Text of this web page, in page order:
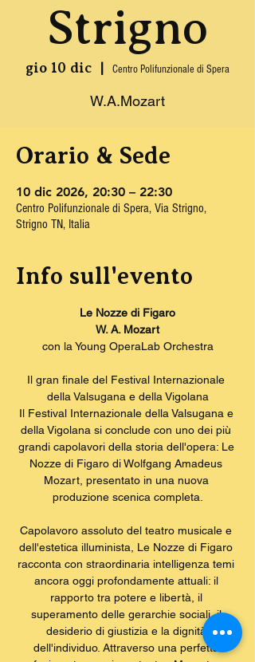
Strigno
gio 10 dic Centro Polifunzionale di Spera
W.A.Mozart
Orario & Sede
10 dic 2026, 20:30 – 22:30
Centro Polifunzionale di Spera, Via Strigno,
Strigno TN, Italia
Info sull'evento
Le Nozze di Figaro
W. A. Mozart
con la Young OperaLab Orchestra
Il gran finale del Festival Internazionale
della Valsugana e della Vigolana
Il Festival Internazionale della Valsugana e
della Vigolana si conclude con uno dei più
grandi capolavori della storia dell'opera: Le
Nozze di Figaro di Wolfgang Amadeus
Mozart, presentato in una nuova
produzione scenica completa.
Capolavoro assoluto del teatro musicale e
dell'estetica illuminista, Le Nozze di Figaro
racconta con straordinaria intelligenza temi
ancora oggi profondamente attuali: il
rapporto tra potere e libertà, il
superamento delle gerarchie sociali, il
desiderio di giustizia e la dignità
dell'individuo. Attraverso una perfetta